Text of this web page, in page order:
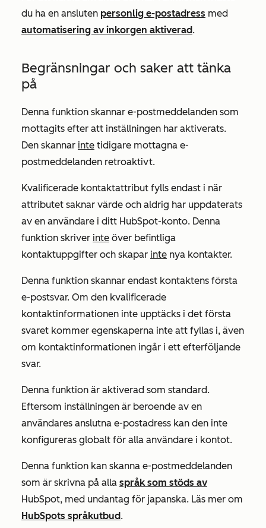
du ha en ansluten personlig e-postadress med
automatisering av inkorgen aktiverad.
Begränsningar och saker att tänka
på
Denna funktion skannar e-postmeddelanden som
mottagits efter att inställningen har aktiverats.
Den skannar inte tidigare mottagna e-
postmeddelanden retroaktivt.
Kvalificerade kontaktattribut fylls endast i när
attributet saknar värde och aldrig har uppdaterats
av en användare i ditt HubSpot-konto. Denna
funktion skriver inte över befintliga
kontaktuppgifter och skapar inte nya kontakter.
Denna funktion skannar endast kontaktens första
e-postsvar. Om den kvalificerade
kontaktinformationen inte upptäcks i det första
svaret kommer egenskaperna inte att fyllas i, även
om kontaktinformationen ingår i ett efterföljande
svar.
Denna funktion är aktiverad som standard.
Eftersom inställningen är beroende av en
användares anslutna e-postadress kan den inte
konfigureras globalt för alla användare i kontot.
Denna funktion kan skanna e-postmeddelanden
som är skrivna på alla språk som stöds av
HubSpot, med undantag för japanska. Läs mer om
HubSpots språkutbud.